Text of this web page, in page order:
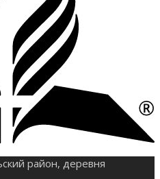
район, деревня